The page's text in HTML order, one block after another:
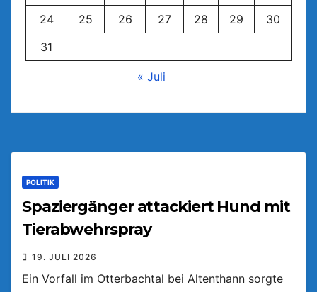
24
25 26 27 28 29
30
31
« Juli
POLITIK
Spaziergänger attackiert Hund mit
Tierabwehrspray
19. JULI 2026
Ein Vorfall im Otterbachtal bei Altenthann sorgte